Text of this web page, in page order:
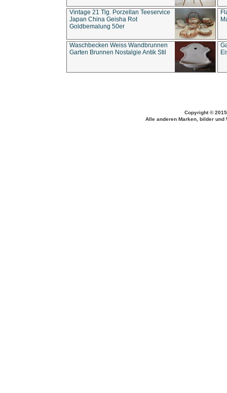
Vintage 21 Tlg. Porzellan Teeservice
Japan China Geisha Rot
Goldbemalung 50er
Waschbecken Weiss Wandbrunnen
Garten Brunnen Nostalgie Antik Stil
Copyright ©
Alle anderen Marken, bilder und